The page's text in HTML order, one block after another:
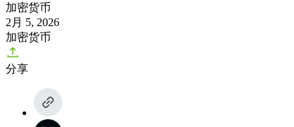
加密货币
2月 5, 2026
加密货币
分享